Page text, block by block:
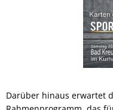
Darüber hinaus erwartet